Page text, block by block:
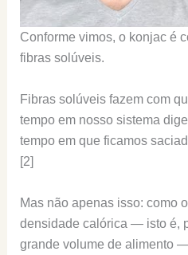
Conforme vimos, o konjac é
fibras solúveis.
Fibras solúveis fazem com
tempo em nosso sistema
tempo em que ficamos
[2]
Mas não apenas isso: como
densidade calórica — isto é,
grande volume de alimento